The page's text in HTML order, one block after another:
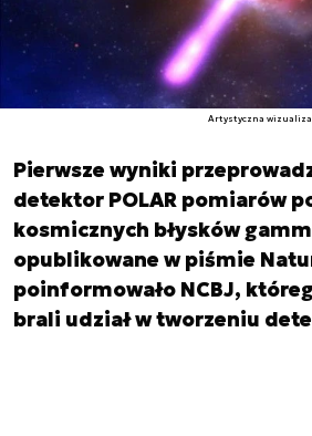
Artystyczna
Pierwsze wyniki
detektor POLAR pomiarów
kosmicznych błysków
opublikowane w piśmie
poinformowało NCBJ,
brali udział w tworzeniu